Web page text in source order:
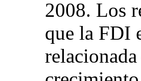
2008. Los
que la FDI